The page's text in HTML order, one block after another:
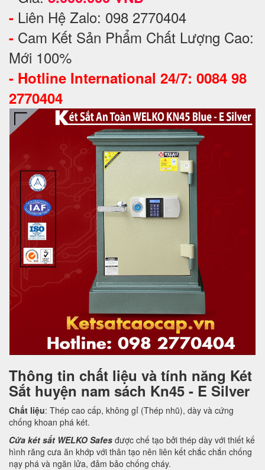
- Liên Hệ Zalo: 098 2770404
- Cam Kết Sản Phẩm Chất Lượng Cao:
Mới 100%
- Hotline International 24/7: 0084 98
2770404
Thông tin chất liệu và tính năng Két
Sắt huyện nam sách Kn45 - E Silver
Chất liệu: Thép cao cấp, không gỉ (Thép nhũ), dày và cứng
chống khoan phá két.
Cửa két sắt WELKO Safes được chế tạo bởi thép dày với thiết kế
hình răng cưa ăn khớp với thân tạo nên liên kết chắc chắn chống
nạy phá và ngăn lửa, đảm bảo chống cháy.